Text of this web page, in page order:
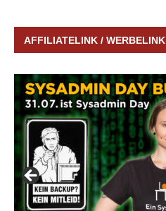
AFFILIATELINK / WERBELINK